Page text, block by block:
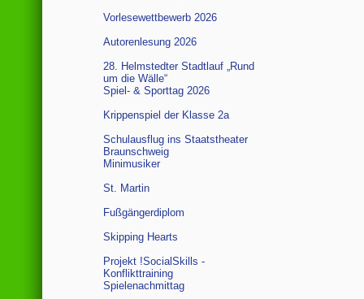
Vorlesewettbewerb 2026
Autorenlesung 2026
28. Helmstedter Stadtlauf „Rund
um die Wälle“
Spiel- & Sporttag 2026
Krippenspiel der Klasse 2a
Schulausflug ins Staatstheater
Braunschweig
Minimusiker
St. Martin
Fußgängerdiplom
Skipping Hearts
Projekt !SocialSkills -
Konflikttraining
Spielenachmittag